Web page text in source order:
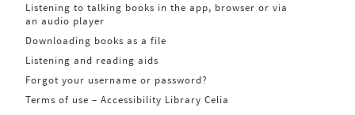
Listening to talking books in the app, browser or via
an audio player
Downloading books as a file
Listening and reading aids
Forgot your username or password?
Terms of use – Accessibility Library Celia